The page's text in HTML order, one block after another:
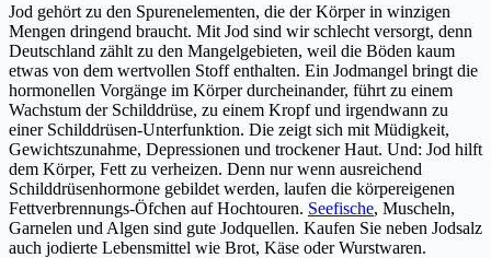
Jod gehört zu den Spurenelementen, die der Körper in winzigen
Mengen dringend braucht. Mit Jod sind wir schlecht versorgt, denn
Deutschland zählt zu den Mangelgebieten, weil die Böden kaum
etwas von dem wertvollen Stoff enthalten. Ein Jodmangel bringt die
hormonellen Vorgänge im Körper durcheinander, führt zu einem
Wachstum der Schilddrüse, zu einem Kropf und irgendwann zu
einer Schilddrüsen-Unterfunktion. Die zeigt sich mit Müdigkeit,
Gewichtszunahme, Depressionen und trockener Haut. Und: Jod hilft
dem Körper, Fett zu verheizen. Denn nur wenn ausreichend
Schilddrüsenhormone gebildet werden, laufen die körpereigenen
Fettverbrennungs-Öfchen auf Hochtouren. Seefische, Muscheln,
Garnelen und Algen sind gute Jodquellen. Kaufen Sie neben Jodsalz
auch jodierte Lebensmittel wie Brot, Käse oder Wurstwaren.